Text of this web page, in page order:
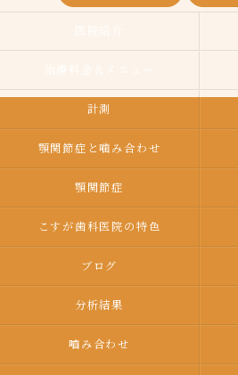
計測
顎関節症と噛み合わせ
顎関節症
こすが歯科医院の特色
ブログ
分析結果
嚙み合わせ